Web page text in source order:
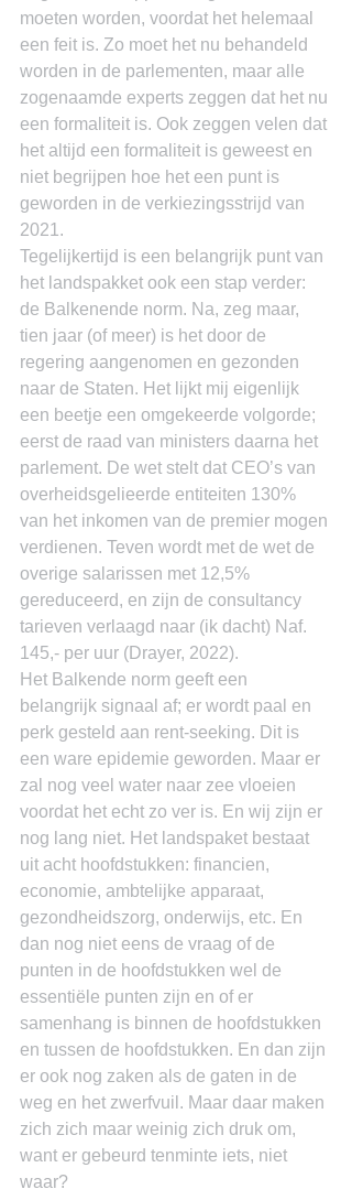
moeten worden, voordat het helemaal
een feit is. Zo moet het nu behandeld
worden in de parlementen, maar alle
zogenaamde experts zeggen dat het nu
een formaliteit is. Ook zeggen velen dat
het altijd een formaliteit is geweest en
niet begrijpen hoe het een punt is
geworden in de verkiezingsstrijd van
2021.
Tegelijkertijd is een belangrijk punt van
het landspakket ook een stap verder:
de Balkenende norm. Na, zeg maar,
tien jaar (of meer) is het door de
regering aangenomen en gezonden
naar de Staten. Het lijkt mij eigenlijk
een beetje een omgekeerde volgorde;
eerst de raad van ministers daarna het
parlement. De wet stelt dat CEO’s van
overheidsgelieerde entiteiten 130%
van het inkomen van de premier mogen
verdienen. Teven wordt met de wet de
overige salarissen met 12,5%
gereduceerd, en zijn de consultancy
tarieven verlaagd naar (ik dacht) Naf.
145,- per uur (Drayer, 2022).
Het Balkende norm geeft een
belangrijk signaal af; er wordt paal en
perk gesteld aan rent-seeking. Dit is
een ware epidemie geworden. Maar er
zal nog veel water naar zee vloeien
voordat het echt zo ver is. En wij zijn er
nog lang niet. Het landspaket bestaat
uit acht hoofdstukken: financien,
economie, ambtelijke apparaat,
gezondheidszorg, onderwijs, etc. En
dan nog niet eens de vraag of de
punten in de hoofdstukken wel de
essentiële punten zijn en of er
samenhang is binnen de hoofdstukken
en tussen de hoofdstukken. En dan zijn
er ook nog zaken als de gaten in de
weg en het zwerfvuil. Maar daar maken
zich zich maar weinig zich druk om,
want er gebeurd tenminte iets, niet
waar?